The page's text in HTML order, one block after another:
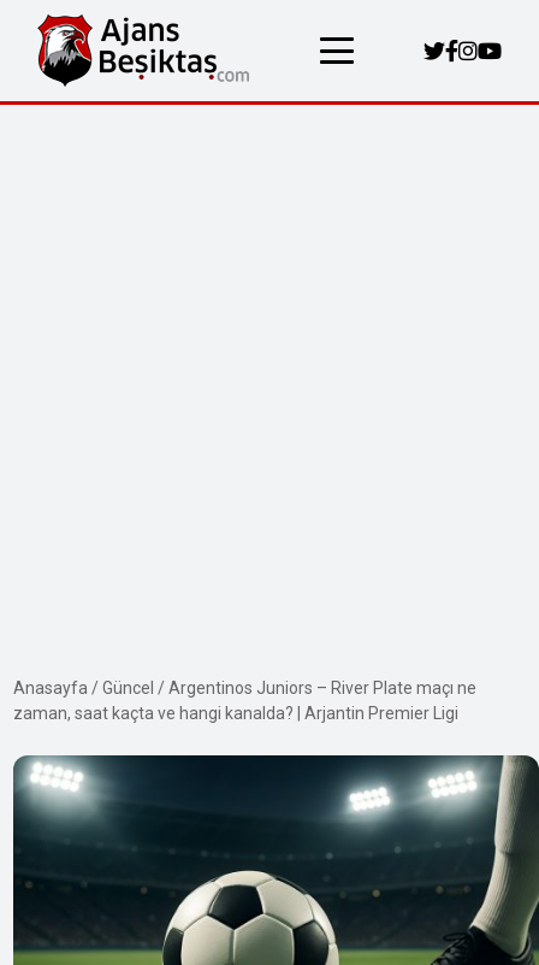
Anasayfa /Güncel /Argentinos Juniors – River Plate maçı ne
zaman, saat kaçta ve hangi kanalda? | Arjantin Premier Ligi